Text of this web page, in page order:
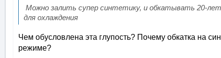
Можно залить супер синтетику, и обкатывать 20-
для охлаждения
Чем обусловлена эта глупость? Почему обкатка на
режиме?